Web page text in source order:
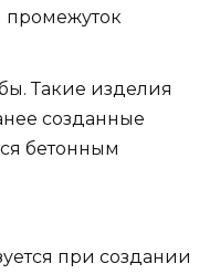
промежуток
Такие изделия
созданные
бетонным
при создании